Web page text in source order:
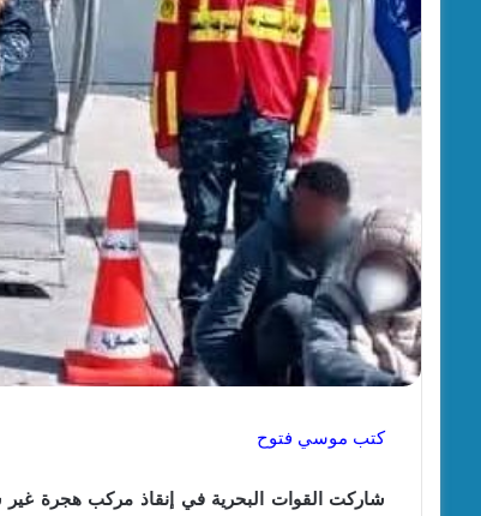
كتب موسي فتوح